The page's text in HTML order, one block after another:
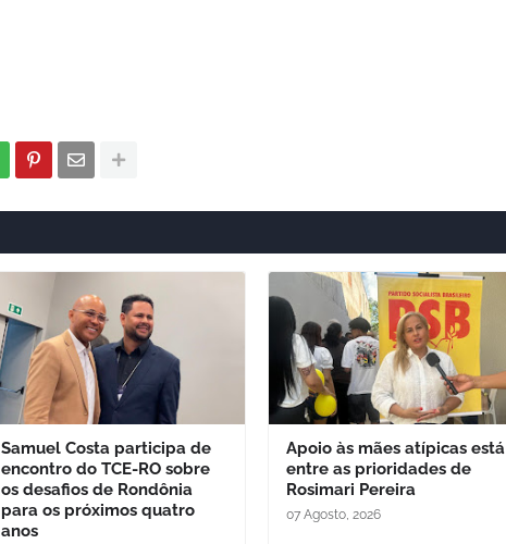
Samuel Costa participa de
encontro do TCE-RO sobre
os desafios de Rondônia
para os próximos quatro
anos
Apoio às mães atípicas está
entre as prioridades de
Rosimari Pereira
07 Agosto, 2026